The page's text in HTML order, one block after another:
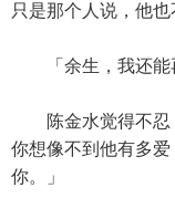
只是那个人说，他也
「余生，我还能再
陈金水觉得不忍，
你想像不到他有多爱
你。」